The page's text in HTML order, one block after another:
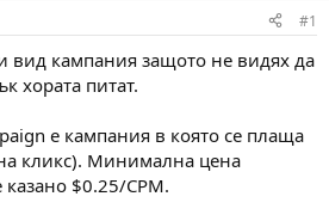
#1
вид кампания защото не видях да
хората питат.
е кампания в която се плаща
кликс). Минимална цена
$0.25/CPM.